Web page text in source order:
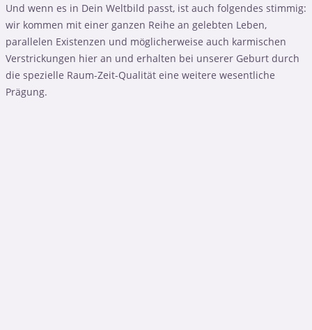
Und wenn es in Dein Weltbild passt, ist auch folgendes stimmig:
wir kommen mit einer ganzen Reihe an gelebten Leben,
parallelen Existenzen und möglicherweise auch karmischen
Verstrickungen hier an und erhalten bei unserer Geburt durch
die spezielle Raum-Zeit-Qualität eine weitere wesentliche
Prägung.